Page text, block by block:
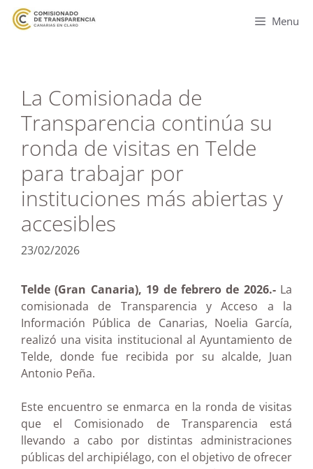
Menu
La Comisionada de
Transparencia continúa su
ronda de visitas en Telde
para trabajar por
instituciones más abiertas y
accesibles
23/02/2026
Telde (Gran Canaria), 19 de febrero de 2026.-La
comisionada de Transparencia y Acceso a la
Información Pública de Canarias, Noelia García,
realizó una visita institucional al Ayuntamiento de
Telde, donde fue recibida por su alcalde, Juan
Antonio Peña.
Este encuentro se enmarca en la ronda de visitas
que el Comisionado de Transparencia está
llevando a cabo por distintas administraciones
públicas del archipiélago, con el objetivo de ofrecer